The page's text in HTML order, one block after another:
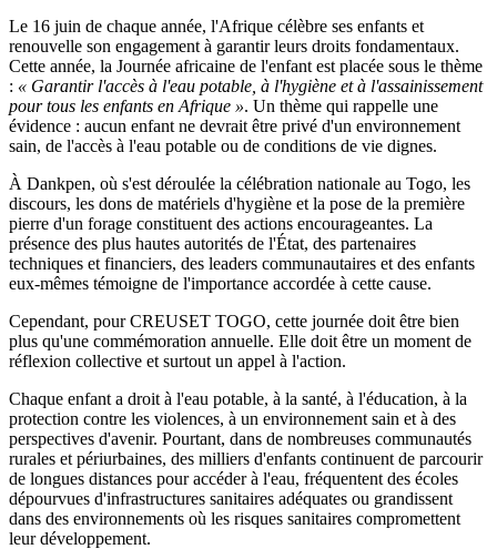
Le 16 juin de chaque année, l'Afrique célèbre ses enfants et
renouvelle son engagement à garantir leurs droits fondamentaux.
Cette année, la Journée africaine de l'enfant est placée sous le thème
: « Garantir l'accès à l'eau potable, à l'hygiène et à l'assainissement
pour tous les enfants en Afrique ». Un thème qui rappelle une
évidence : aucun enfant ne devrait être privé d'un environnement
sain, de l'accès à l'eau potable ou de conditions de vie dignes.
À Dankpen, où s'est déroulée la célébration nationale au Togo, les
discours, les dons de matériels d'hygiène et la pose de la première
pierre d'un forage constituent des actions encourageantes. La
présence des plus hautes autorités de l'État, des partenaires
techniques et financiers, des leaders communautaires et des enfants
eux-mêmes témoigne de l'importance accordée à cette cause.
Cependant, pour CREUSET TOGO, cette journée doit être bien
plus qu'une commémoration annuelle. Elle doit être un moment de
réflexion collective et surtout un appel à l'action.
Chaque enfant a droit à l'eau potable, à la santé, à l'éducation, à la
protection contre les violences, à un environnement sain et à des
perspectives d'avenir. Pourtant, dans de nombreuses communautés
rurales et périurbaines, des milliers d'enfants continuent de parcourir
de longues distances pour accéder à l'eau, fréquentent des écoles
dépourvues d'infrastructures sanitaires adéquates ou grandissent
dans des environnements où les risques sanitaires compromettent
leur développement.